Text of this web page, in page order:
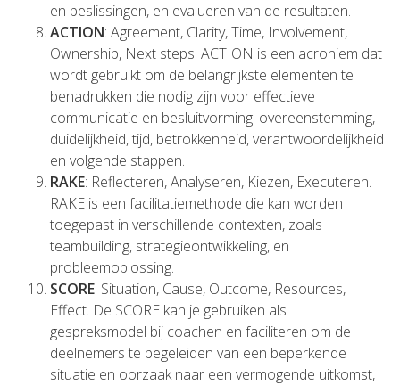
en beslissingen, en evalueren van de resultaten.
ACTION: Agreement, Clarity, Time, Involvement,
Ownership, Next steps. ACTION is een acroniem dat
wordt gebruikt om de belangrijkste elementen te
benadrukken die nodig zijn voor effectieve
communicatie en besluitvorming: overeenstemming,
duidelijkheid, tijd, betrokkenheid, verantwoordelijkheid
en volgende stappen.
RAKE: Reflecteren, Analyseren, Kiezen, Executeren.
RAKE is een facilitatiemethode die kan worden
toegepast in verschillende contexten, zoals
teambuilding, strategieontwikkeling, en
probleemoplossing.
SCORE: Situation, Cause, Outcome, Resources,
Effect. De SCORE kan je gebruiken als
gespreksmodel bij coachen en faciliteren om de
deelnemers te begeleiden van een beperkende
situatie en oorzaak naar een vermogende uitkomst,